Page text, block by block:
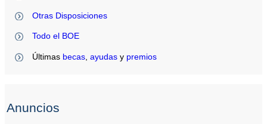
Otras Disposiciones
Todo el BOE
Últimas becas ,ayudas y premios
Anuncios